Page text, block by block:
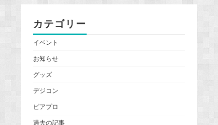
カテゴリー
イベント
お知らせ
グッズ
デジコン
ピアプロ
過去の記事